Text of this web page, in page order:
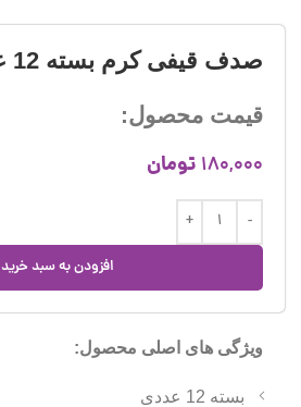
صدف قیفی کرم بسته 12 عددی
قیمت محصول:
180,000 تومان
افزودن به سبد خرید
ویژگی های اصلی محصول:
بسته 12 عددی